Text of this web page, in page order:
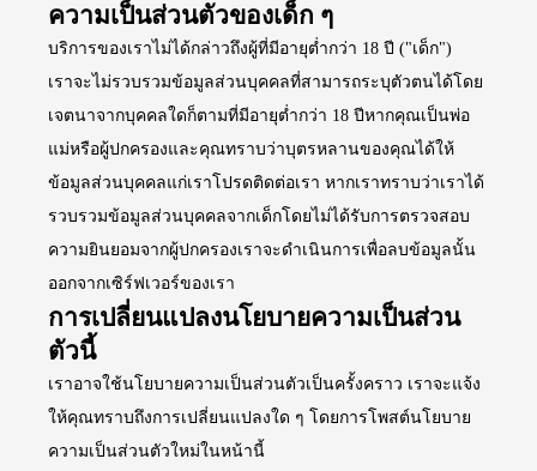
ความเป็นส่วนตัวของเด็ก ๆ
บริการของเราไม่ได้กล่าวถึงผู้ที่มีอายุต่ำกว่า 18 ปี ("เด็ก")
เราจะไม่รวบรวมข้อมูลส่วนบุคคลที่สามารถระบุตัวตนได้โดย
เจตนาจากบุคคลใดก็ตามที่มีอายุต่ำกว่า 18 ปีหากคุณเป็นพ่อ
แม่หรือผู้ปกครองและคุณทราบว่าบุตรหลานของคุณได้ให้
ข้อมูลส่วนบุคคลแก่เราโปรดติดต่อเรา หากเราทราบว่าเราได้
รวบรวมข้อมูลส่วนบุคคลจากเด็กโดยไม่ได้รับการตรวจสอบ
ความยินยอมจากผู้ปกครองเราจะดำเนินการเพื่อลบข้อมูลนั้น
ออกจากเซิร์ฟเวอร์ของเรา
การเปลี่ยนแปลงนโยบายความเป็นส่วน
ตัวนี้
เราอาจใช้นโยบายความเป็นส่วนตัวเป็นครั้งคราว เราจะแจ้ง
ให้คุณทราบถึงการเปลี่ยนแปลงใด ๆ โดยการโพสต์นโยบาย
ความเป็นส่วนตัวใหม่ในหน้านี้